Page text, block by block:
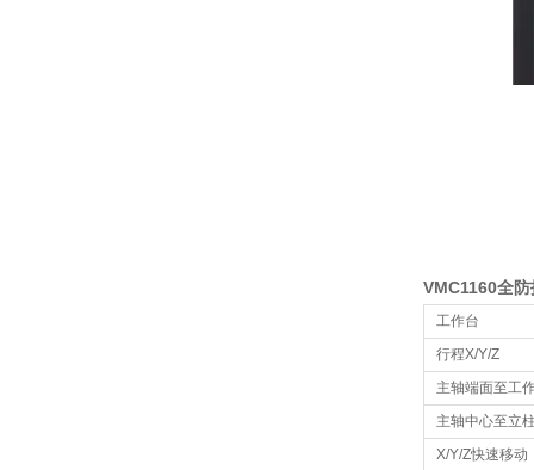
VMC1160全
工作台
行程X/Y/Z
主轴端面至工
主轴中心至立
X/Y/Z快速移动